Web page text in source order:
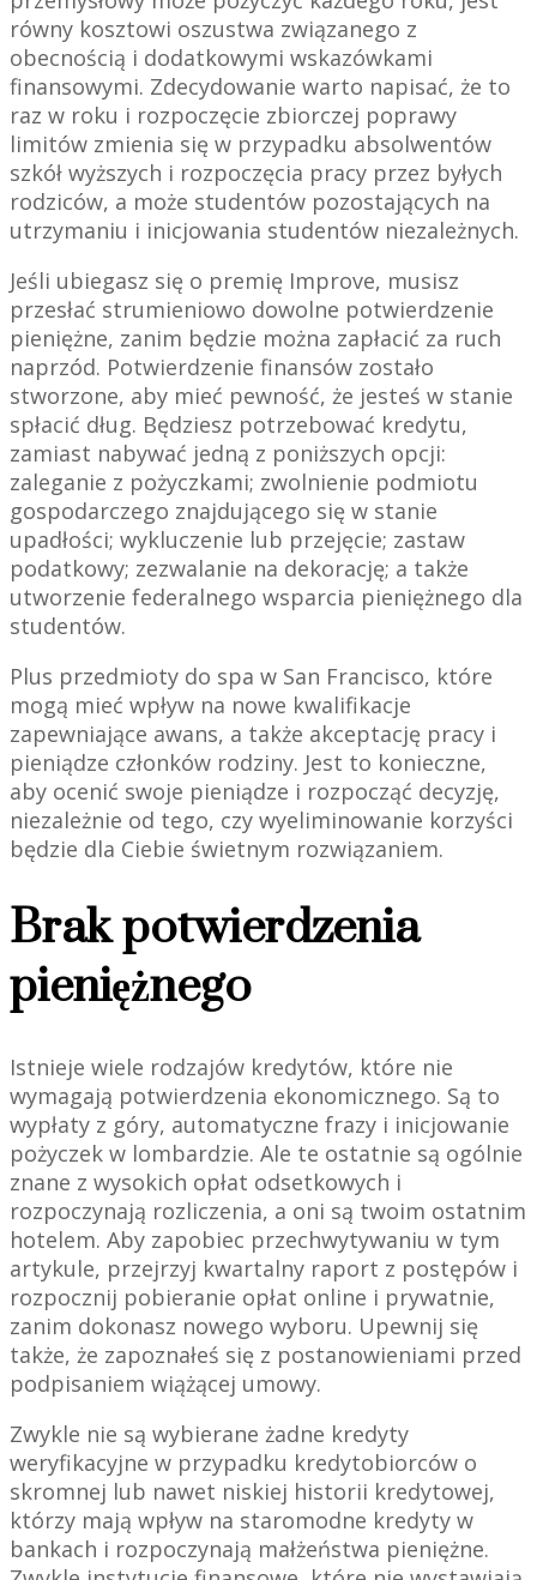
równy kosztowi oszustwa związanego z
obecnością i dodatkowymi wskazówkami
finansowymi. Zdecydowanie warto napisać, że to
raz w roku i rozpoczęcie zbiorczej poprawy
limitów zmienia się w przypadku absolwentów
szkół wyższych i rozpoczęcia pracy przez byłych
rodziców, a może studentów pozostających na
utrzymaniu i inicjowania studentów niezależnych.
Jeśli ubiegasz się o premię Improve, musisz
przesłać strumieniowo dowolne potwierdzenie
pieniężne, zanim będzie można zapłacić za ruch
naprzód. Potwierdzenie finansów zostało
stworzone, aby mieć pewność, że jesteś w stanie
spłacić dług. Będziesz potrzebować kredytu,
zamiast nabywać jedną z poniższych opcji:
zaleganie z pożyczkami; zwolnienie podmiotu
gospodarczego znajdującego się w stanie
upadłości; wykluczenie lub przejęcie; zastaw
podatkowy; zezwalanie na dekorację; a także
utworzenie federalnego wsparcia pieniężnego dla
studentów.
Plus przedmioty do spa w San Francisco, które
mogą mieć wpływ na nowe kwalifikacje
zapewniające awans, a także akceptację pracy i
pieniądze członków rodziny. Jest to konieczne,
aby ocenić swoje pieniądze i rozpocząć decyzję,
niezależnie od tego, czy wyeliminowanie korzyści
będzie dla Ciebie świetnym rozwiązaniem.
Brak potwierdzenia
pieniężnego
Istnieje wiele rodzajów kredytów, które nie
wymagają potwierdzenia ekonomicznego. Są to
wypłaty z góry, automatyczne frazy i inicjowanie
pożyczek w lombardzie. Ale te ostatnie są ogólnie
znane z wysokich opłat odsetkowych i
rozpoczynają rozliczenia, a oni są twoim ostatnim
hotelem. Aby zapobiec przechwytywaniu w tym
artykule, przejrzyj kwartalny raport z postępów i
rozpocznij pobieranie opłat online i prywatnie,
zanim dokonasz nowego wyboru. Upewnij się
także, że zapoznałeś się z postanowieniami przed
podpisaniem wiążącej umowy.
Zwykle nie są wybierane żadne kredyty
weryfikacyjne w przypadku kredytobiorców o
skromnej lub nawet niskiej historii kredytowej,
którzy mają wpływ na staromodne kredyty w
bankach i rozpoczynają małżeństwa pieniężne.